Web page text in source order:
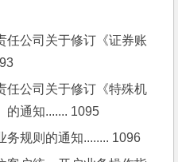
任公司关于修订《证券账
任公司关于修订《特殊机
的通知....... 1095
务规则的通知........ 1096